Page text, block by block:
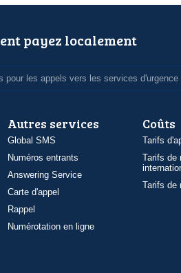
payez localement
pour les appels vers les services d'urgence
Autres services
Global SMS
Numéros entrants
Answering Service
Carte d'appel
Rappel
Numérotation en ligne
Coûts
Tarifs
Tarifs de
Tarifs de